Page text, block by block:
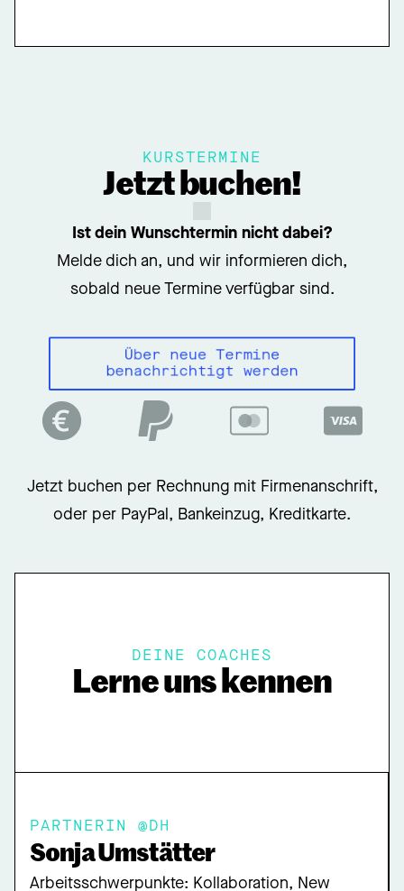
Wir bieten dazu kostenlose
für dich in Frage kommt.Mehr Infos dazu
hier.
KURSTERMINE
Jetzt buchen!
Ist dein Wunschtermin nicht dabei?
Melde dich an, und wir informieren dich,
sobald neue Termine verfügbar sind.
Jetzt buchen per Rechnung mit Firmenanschrift,
oder per PayPal, Bankeinzug, Kreditkarte.
DEINE COACHES
Lerne uns kennen
PARTNERIN @DH
Sonja Umstätter
Arbeitsschwerpunkte: Kollaboration, New